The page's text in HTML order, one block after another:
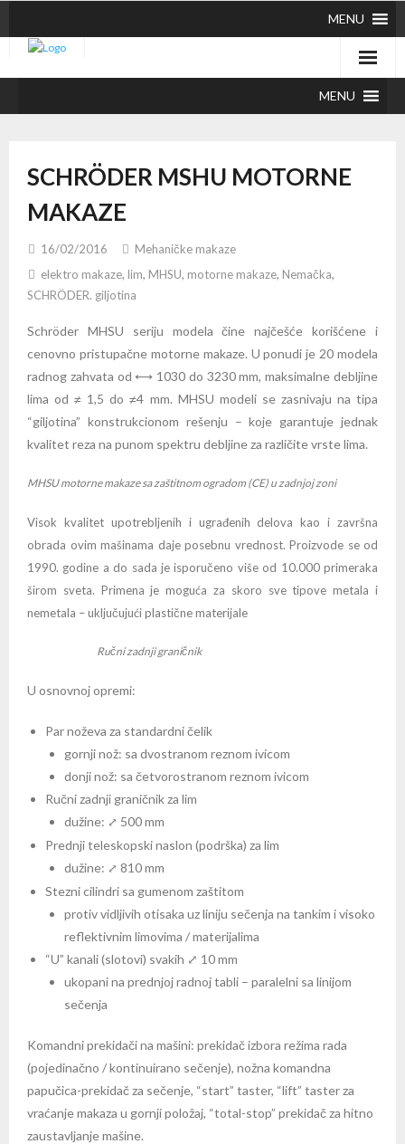
MENU
MENU
SCHRÖDER MSHU MOTORNE
MAKAZE
16/02/2016
Mehaničke makaze
elektro makaze, lim, MHSU, motorne makaze, Nemačka,
SCHRÖDER. giljotina
Schröder MHSU seriju modela čine najčešće korišćene i
cenovno pristupačne motorne makaze. U ponudi je 20 modela
radnog zahvata od ⟷ 1030 do 3230 mm, maksimalne debljine
lima od ≠ 1,5 do ≠4 mm. MHSU modeli se zasnivaju na tipa
“giljotina” konstrukcionom rešenju – koje garantuje jednak
kvalitet reza na punom spektru debljine za različite vrste lima.
MHSU motorne makaze sa zaštitnom ogradom (CE) u zadnjoj zoni
Visok kvalitet upotrebljenih i ugrađenih delova kao i završna
obrada ovim mašinama daje posebnu vrednost. Proizvode se od
1990. godine a do sada je isporučeno više od 10.000 primeraka
širom sveta. Primena je moguća za skoro sve tipove metala i
nemetala – uključujući plastične materijale
Ručni zadnji graničnik
U osnovnoj opremi:
Par noževa za standardni čelik
gornji nož: sa dvostranom reznom ivicom
donji nož: sa četvorostranom reznom ivicom
Ručni zadnji graničnik za lim
dužine: ⤢ 500 mm
Prednji teleskopski naslon (podrška) za lim
dužine: ⤢ 810 mm
Stezni cilindri sa gumenom zaštitom
protiv vidljivih otisaka uz liniju sečenja na tankim i visoko
reflektivnim limovima / materijalima
“U” kanali (slotovi) svakih ⤢ 10 mm
ukopani na prednjoj radnoj tabli – paralelni sa linijom
sečenja
Komandni prekidači na mašini: prekidač izbora režima rada
(pojedinačno / kontinuirano sečenje), nožna komandna
papučica-prekidač za sečenje, “start” taster, “lift” taster za
vraćanje makaza u gornji položaj, “total-stop” prekidač za hitno
zaustavljanje mašine.